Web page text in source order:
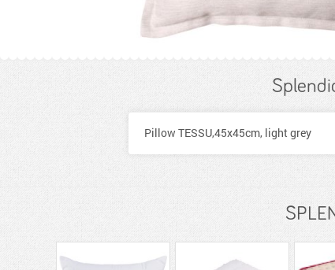
Pillow TESSU,45x45cm, light grey